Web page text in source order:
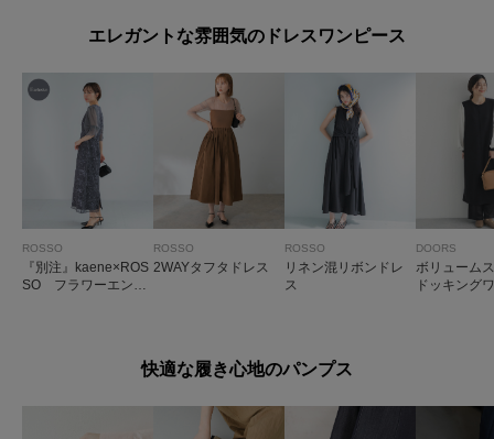
エレガントな雰囲気のドレスワンピース
ROSSO
『別注』kaene×ROS
SO フラワーエンブ
ROSSO
2WAYタフタドレス
ROSSO
リネン混リボンドレ
ス
DOORS
ボリューム
ドッキング
快適な履き心地のパンプス